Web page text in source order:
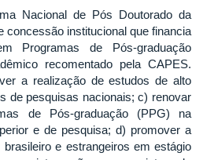
Nacional de Pós Doutorado da
concessão institucional que financia
Programas de Pós-graduação
recomentado pela CAPES.
a realização de estudos de alto
de pesquisas nacionais; c) renovar
de Pós-graduação (PPG) na
e de pesquisa; d) promover a
e estrangeiros em estágio